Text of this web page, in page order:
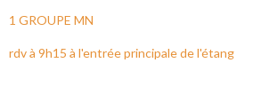
1 GROUPE MN
rdv à 9h15 à l'entrée principale de l'étang